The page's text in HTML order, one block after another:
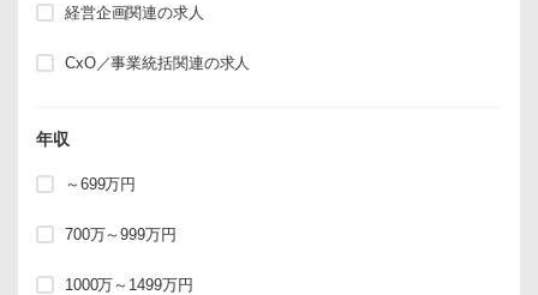
経営企画関連の求人
CxO／事業統括関連の求人
年収
～699万円
700万～999万円
1000万～1499万円